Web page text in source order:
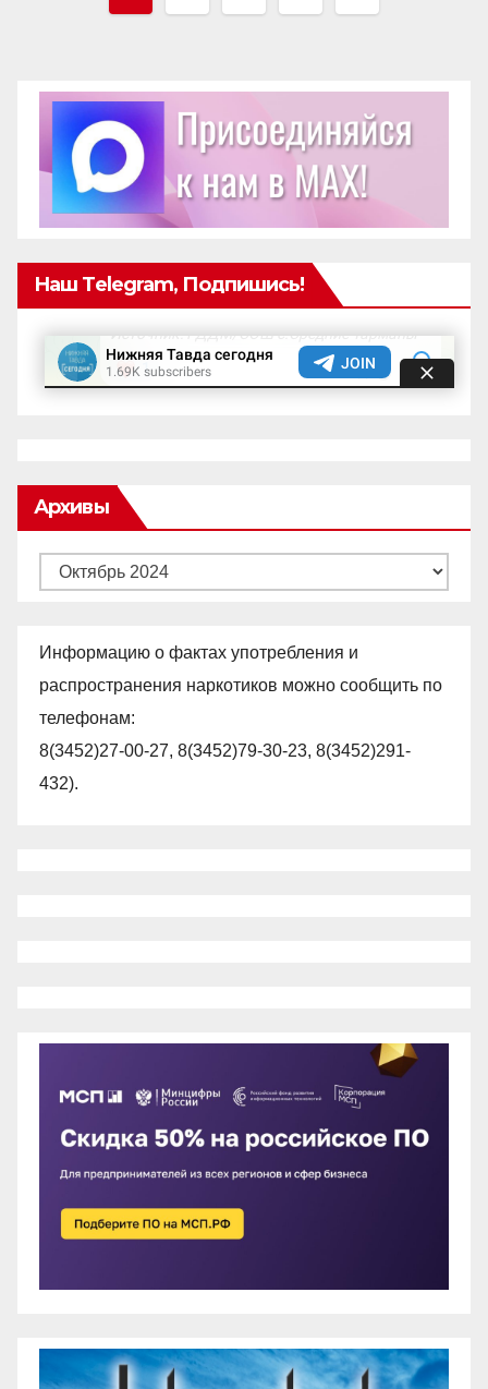
Наш Telegram, Подпишись!
Архивы
Архивы
Информацию о фактах употребления и
распространения наркотиков можно сообщить по
телефонам:
8(3452)27-00-27, 8(3452)79-30-23, 8(3452)291-
432).